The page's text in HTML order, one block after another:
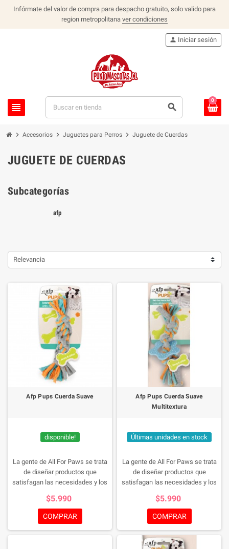
Infórmate del valor de compra para despacho gratuito, solo valido para
region metropolitana ver condiciones
view_headline search
person Iniciar sesión
0
chevron_right Accesorios chevron_right Juguetes para Perros chevron_right Juguete de Cuerdas
JUGUETE DE CUERDAS
Subcategorías
afp
Relevancia
Afp Pups Cuerda Suave
disponible!
La gente de All For Paws se trata
de diseñar productos que
satisfagan las necesidades y los
cambio tanto de las mascotas
como de sus dueños. Para todos
sus juguetes y accesorios para
mascotas.
$5.990
COMPRAR
Afp Pups Cuerda Suave
Multitextura
Últimas unidades en stock
La gente de All For Paws se trata
de diseñar productos que
satisfagan las necesidades y los
cambio tanto de las mascotas
como de sus dueños. Para todos
sus juguetes y accesorios para
mascotas.
$5.990
COMPRAR